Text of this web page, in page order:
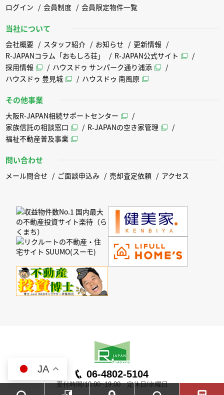
ログイン 会員制度 会員限定物件一覧
当社について
会社概要 スタッフ紹介 お知らせ
更新情報
R-JAPANコラム「おもしろ荘」
R-JAPAN公式サイト
採用情報
ハウスドゥ サンパーク通り浦添
ハウスドゥ 豊見城
ハウスドゥ 南風原
その他事業
大阪R-JAPAN相続サポートセンター
家族信託の相談窓口
R-JAPANの空き家管理
福祉不動産普及事業
問い合わせ
メール問合せ ご面談申込み 売却査定依頼 アクセス
06-4802-5104
受付時間/10:00~19:00 定休日/水曜日
JA